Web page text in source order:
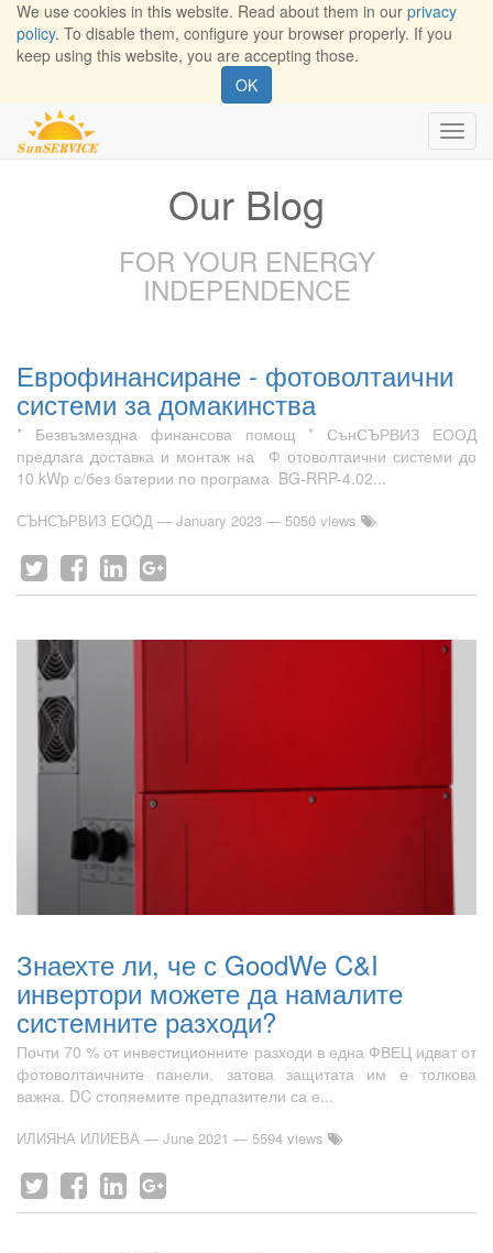
We use cookies in this website. Read about them in our privacy
policy. To disable them, configure your browser properly. If you
keep using this website, you are accepting those.
OK
Our Blog
FOR YOUR ENERGY
INDEPENDENCE
Еврофинансиране - фотоволтаични
системи за домакинства
* Безвъзмездна финансова помощ * СънСЪРВИЗ ЕООД
предлага доставка и монтаж на Ф отоволтаични системи до
10 kWp с/без батерии по програма BG-RRP-4.02...
СЪНСЪРВИЗ ЕООД — January 2023 — 5050 views
Знаехте ли, че с GoodWe C&I
инвертори можете да намалите
системните разходи?
Почти 70 % от инвестиционните разходи в една ФВЕЦ идват от
фотоволтаичните панели, затова защитата им е толкова
важна. DC стопяемите предпазители са е...
ИЛИЯНА ИЛИЕВА — June 2021 — 5594 views